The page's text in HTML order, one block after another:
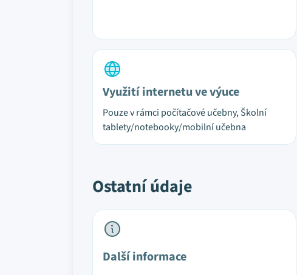
Využití internetu ve výuce
Pouze v rámci počítačové učebny, Školní
tablety/notebooky/mobilní učebna
Ostatní údaje
Další informace